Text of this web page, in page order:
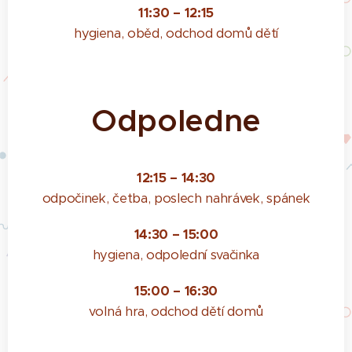
11:30 – 12:15
hygiena, oběd, odchod domů dětí
Odpoledne
12:15 – 14:30
odpočinek, četba, poslech nahrávek, spánek
14:30 – 15:00
hygiena, odpolední svačinka
15:00 – 16:30
volná hra, odchod dětí domů